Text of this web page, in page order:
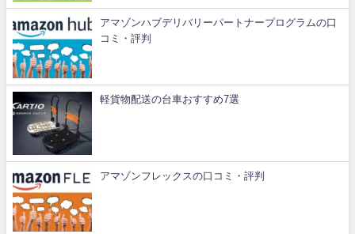
アマゾンハブデリバリーパートナープログラムの口
コミ・評判
軽貨物配送の台車おすすめ7選
アマゾンフレックスの口コミ・評判